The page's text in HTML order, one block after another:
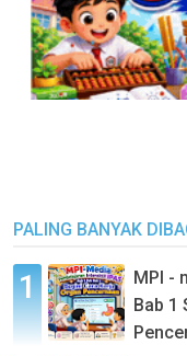
PALING BANYAK
MPI -
Bab 1